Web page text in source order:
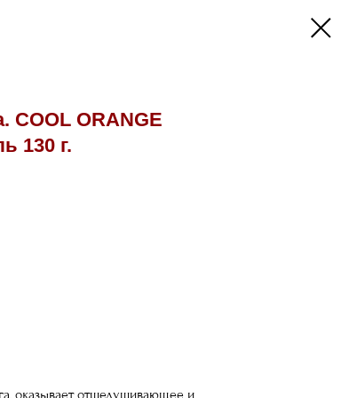
COOL ORANGE
130 г.
оказывает отшелушивающее и